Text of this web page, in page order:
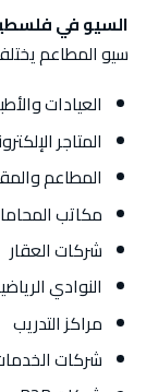
السيو في
سيو المطاعم
العيادات
المتاجر
المطاعم
مكاتب
شركات العقار
النوادي
مراكز التدريب
شركات